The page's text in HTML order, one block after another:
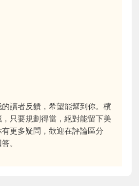
讀者反饋，希望能幫到你。檳
只要規劃得當，絕對能留下美
更多疑問，歡迎在評論區分
。